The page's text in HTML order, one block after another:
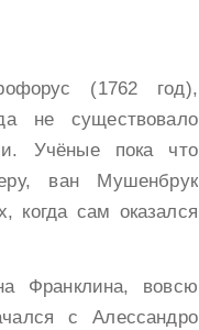
(1762 год),
не существовало
Учёные пока что
ван Мушенбрук
когда сам оказался
Франклина, вовсю
с Алессандро